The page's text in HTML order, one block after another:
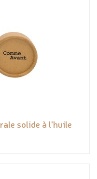
solide à l'huile